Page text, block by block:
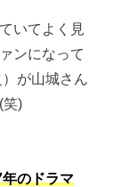
いてよく見
ンになって
が山城さん
笑)
のドラマ